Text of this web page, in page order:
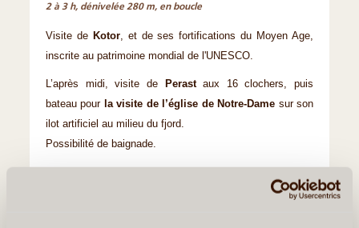
2 à 3 h, dénivelée 280 m, en boucle
Visite de Kotor, et de ses fortifications du Moyen Age,
inscrite au patrimoine mondial de l'UNESCO.
L’après midi, visite de Perastaux 16 clochers, puis
bateau pour la visite de l’église de Notre-Dame sur son
ilot artificiel au milieu du fjord.
Possibilité de baignade.